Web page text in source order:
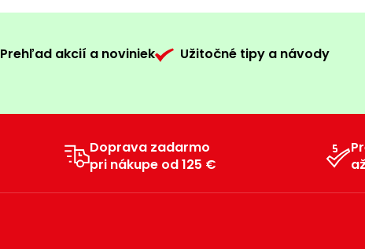
Prehľad akcií a noviniek Užitočné tipy a návody
Doprava zadarmo
pri nákupe od 125 €